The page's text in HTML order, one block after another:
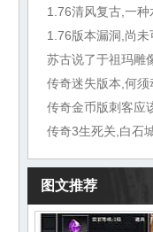
1.76清风复古,一
苏古说了于祖玛雕
传奇金币版刺客应
传奇3生死关,白石
图文推荐